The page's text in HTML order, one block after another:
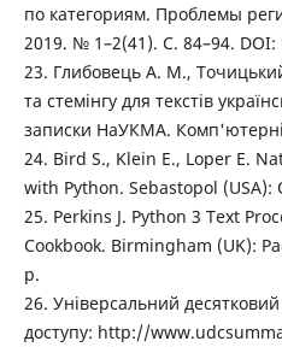
по категориям. Проблемы
2019. № 1–2(41). С. 84–94.
23. Глибовець А. М.,
та стемінгу для текстів
записки НаУКМА.
24. Bird S., Klein E., Loper E.
with Python. Sebastopol (USA):
25. Perkins J. Python 3 Text
Cookbook. Birmingham (UK):
p.
26. Універсальний
доступу: http://